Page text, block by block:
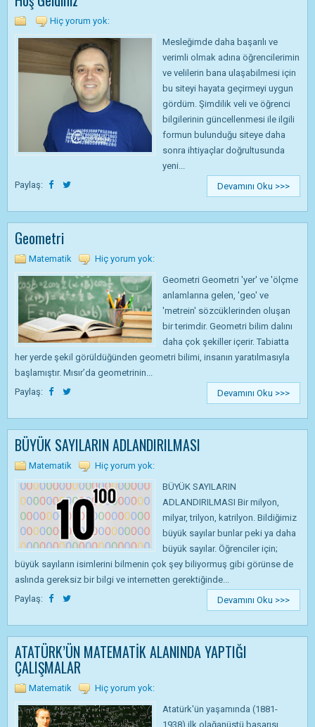
Hiç yorum yok:
Mesleğimde daha başarılı ve
verimli olmak adına öğrencilerimin
ve velilerin bana ulaşabilmesi için
bu siteyi hayata geçirmeyi uygun
gördüm. Şimdilik veli ve öğrenci
bilgilerinin güncellenmesi ile ilgili
formun bulunduğu siteye daha
sonra ihtiyaçlar doğrultusunda
yeni...
Paylaş:
Devamını Oku >>>
Geometri
Matematik
Hiç yorum yok:
Geometri Geometri 'yer' ve 'ölçme
anlamlarına gelen, 'geo' ve
'metrein' sözcüklerinden oluşan
bir terimdir. Geometri bilim dalını
daha çok şekiller içerir. Tabiatta
her yerde şekil görüldüğünden geometri bilimi, insanın yaratılmasıyla
başlamıştır. Mısır’da geometrinin...
Paylaş:
Devamını Oku >>>
BÜYÜK SAYILARIN ADLANDIRILMASI
Matematik
Hiç yorum yok:
BÜYÜK SAYILARIN
ADLANDIRILMASI Bir milyon,
milyar, trilyon, katrilyon. Bildiğimiz
büyük sayılar bunlar peki ya daha
büyük sayılar. Öğrenciler için;
büyük sayıların isimlerini bilmenin çok şey biliyormuş gibi görünse de
aslında gereksiz bir bilgi ve internetten gerektiğinde...
Paylaş:
Devamını Oku >>>
ATATÜRK’ÜN MATEMATİK ALANINDA YAPTIĞI
ÇALIŞMALAR
Matematik
Hiç yorum yok:
Atatürk'ün yaşamında (1881-
1938) ilk olağanüstü başarısı,